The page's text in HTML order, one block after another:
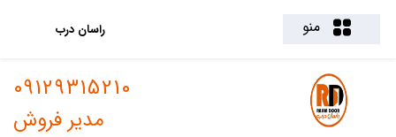
منو راسان درب
09129315210
مدیر فروش